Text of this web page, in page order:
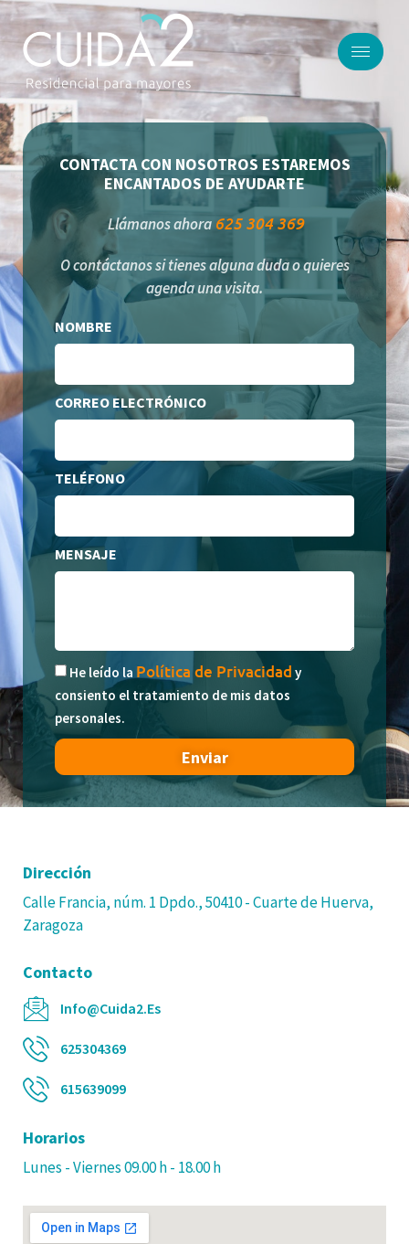
CONTACTA CON NOSOTROS ESTAREMOS
ENCANTADOS DE AYUDARTE
Llámanos ahora 625 304 369
O contáctanos si tienes alguna duda o quieres
agenda una visita.
NOMBRE
CORREO ELECTRÓNICO
TELÉFONO
MENSAJE
He leído la Política de Privacidad y
consiento el tratamiento de mis datos
personales.
Enviar
Dirección
Calle Francia, núm. 1 Dpdo., 50410 - Cuarte de Huerva,
Zaragoza
Contacto
Info@cuida2.es
625304369
615639099
Horarios
Lunes - Viernes 09.00 h - 18.00 h